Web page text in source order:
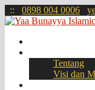
:: 0898 004 0006
Tentang
Visi dan